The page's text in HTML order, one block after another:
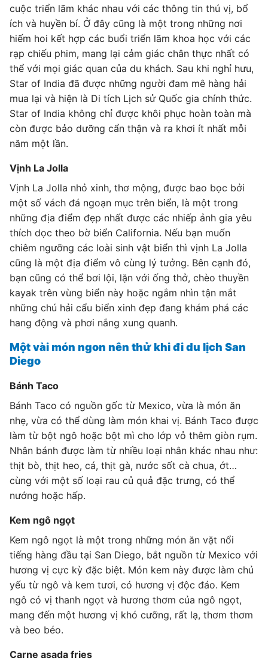
cuộc triển lãm khác nhau với các thông tin thú vị, bổ
ích và huyền bí. Ở đây cũng là một trong những nơi
hiếm hoi kết hợp các buổi triển lãm khoa học với các
rạp chiếu phim, mang lại cảm giác chân thực nhất có
thể với mọi giác quan của du khách. Sau khi nghỉ hưu,
Star of India đã được những người đam mê hàng hải
mua lại và hiện là Di tích Lịch sử Quốc gia chính thức.
Star of India không chỉ được khôi phục hoàn toàn mà
còn được bảo dưỡng cẩn thận và ra khơi ít nhất mỗi
năm một lần.
Vịnh La Jolla
Vịnh La Jolla nhỏ xinh, thơ mộng, được bao bọc bởi
một số vách đá ngoạn mục trên biển, là một trong
những địa điểm đẹp nhất được các nhiếp ảnh gia yêu
thích dọc theo bờ biển California. Nếu bạn muốn
chiêm ngưỡng các loài sinh vật biển thì vịnh La Jolla
cũng là một địa điểm vô cùng lý tưởng. Bên cạnh đó,
bạn cũng có thể bơi lội, lặn với ống thở, chèo thuyền
kayak trên vùng biển này hoặc ngắm nhìn tận mắt
những chú hải cẩu biển xinh đẹp đang khám phá các
hang động và phơi nắng xung quanh.
Một vài món ngon nên thử khi đi du lịch San
Diego
Bánh Taco
Bánh Taco có nguồn gốc từ Mexico, vừa là món ăn
nhẹ, vừa có thể dùng làm món khai vị. Bánh Taco được
làm từ bột ngô hoặc bột mì cho lớp vỏ thêm giòn rụm.
Nhân bánh được làm từ nhiều loại nhân khác nhau như:
thịt bò, thịt heo, cá, thịt gà, nước sốt cà chua, ớt…
cùng với một số loại rau củ quả đặc trưng, có thể
nướng hoặc hấp.
Kem ngô ngọt
Kem ngô ngọt là một trong những món ăn vặt nổi
tiếng hàng đầu tại San Diego, bắt nguồn từ Mexico với
hương vị cực kỳ đặc biệt. Món kem này được làm chủ
yếu từ ngô và kem tươi, có hương vị độc đáo. Kem
ngô có vị thanh ngọt và hương thơm của ngô ngọt,
mang đến một hương vị khó cưỡng, rất lạ, thơm thơm
và beo béo.
Carne asada fries